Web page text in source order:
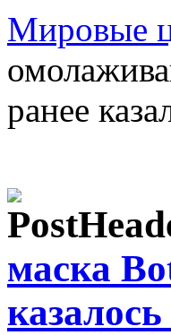
Мировые
ранее
маска